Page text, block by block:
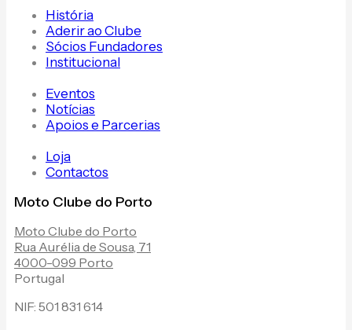
História
Aderir ao Clube
Sócios Fundadores
Institucional
Eventos
Notícias
Apoios e Parcerias
Loja
Contactos
Moto Clube do Porto
Moto Clube do Porto
Rua Aurélia de Sousa, 71
4000-099 Porto
Portugal
NIF: 501 831 614